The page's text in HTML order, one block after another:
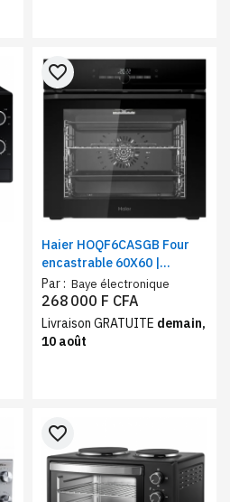
Haier HOQF6CASGB Four
encastrable 60X60 |
Contrôle tactile et
électrique | Volume 72
litres, Noir gris
Par : Baye électronique
favorite_border
268 000 F CFA
Livraison GRATUITE demain,
10 août
favorite_border